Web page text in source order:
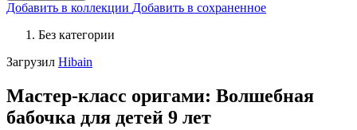
Добавить в коллекции Добавить в сохраненное
Без категории
Загрузил Hibain
Мастер-класс оригами: Волшебная
бабочка для детей 9 лет